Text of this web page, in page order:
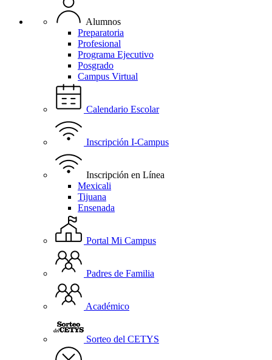
Alumnos
Preparatoria
Profesional
Programa Ejecutivo
Posgrado
Campus Virtual
Calendario Escolar
Inscripción I-Campus
Inscripción en Línea
Mexicali
Tijuana
Ensenada
Portal Mi Campus
Padres de Familia
Académico
Sorteo del CETYS